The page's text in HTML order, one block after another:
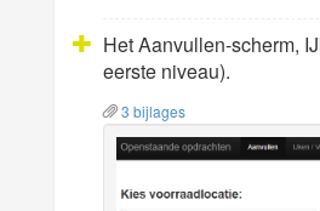
Het Aanvullen-scherm,
eerste niveau).
3 bijlages